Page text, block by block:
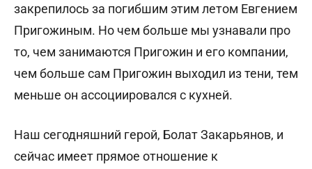
закрепилось за погибшим этим летом Евгением
Пригожиным. Но чем больше мы узнавали про
то, чем занимаются Пригожин и его компании,
чем больше сам Пригожин выходил из тени, тем
меньше он ассоциировался с кухней.
Наш сегодняшний герой, Болат Закарьянов, и
сейчас имеет прямое отношение к